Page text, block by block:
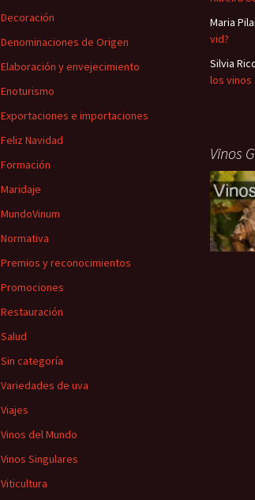
Decoración
Denominaciones de Origen
Elaboración y envejecimiento
Enoturismo
Exportaciones e importaciones
Feliz Navidad
Formación
Maridaje
MundoVinum
Normativa
Premios y reconocimientos
Promociones
Restauración
Salud
Sin categoría
Variedades de uva
Viajes
Vinos del Mundo
Vinos Singulares
Viticultura
Maria
vid?
Silvia
los
Vinos